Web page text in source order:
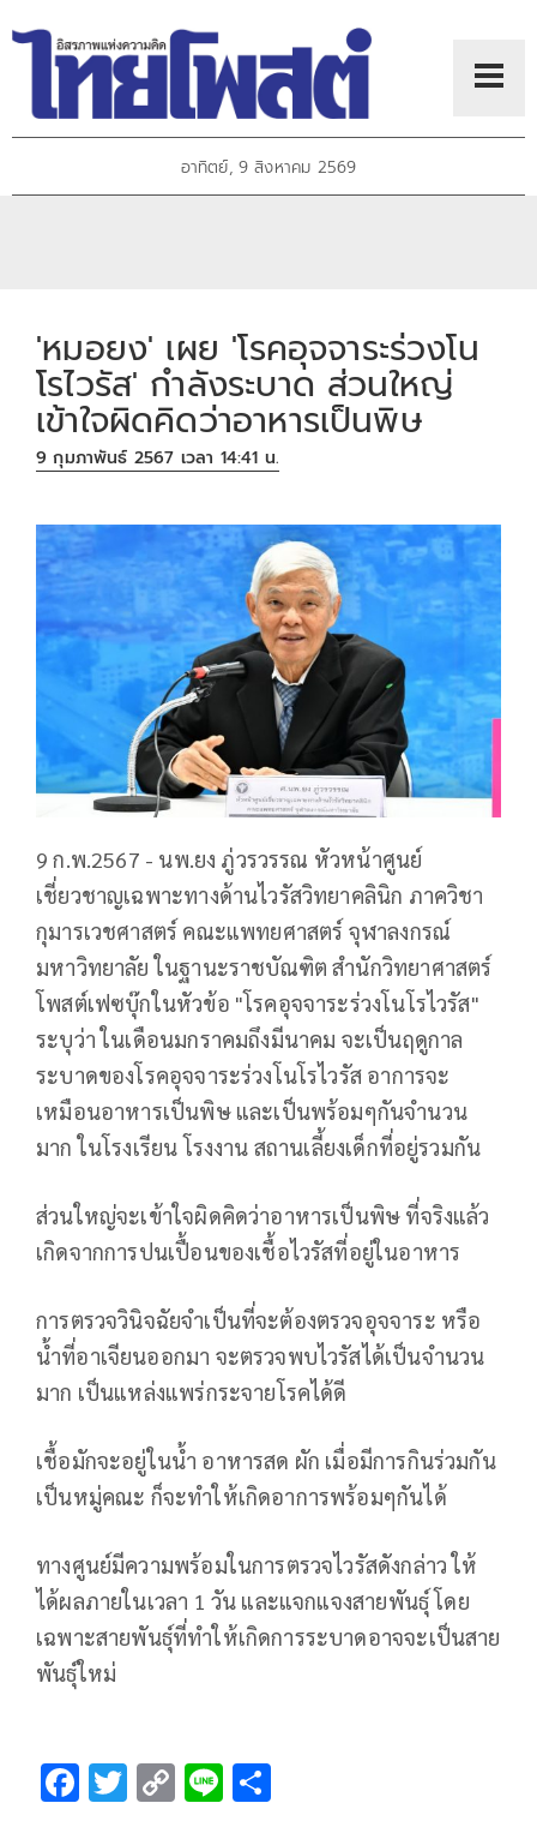
อาทิตย์, 9 สิงหาคม 2569
'หมอยง' เผย 'โรคอุจจาระร่วงโน
โรไวรัส' กำลังระบาด ส่วนใหญ่
เข้าใจผิดคิดว่าอาหารเป็นพิษ
9 กุมภาพันธ์ 2567 เวลา 14:41 น.
9 ก.พ.2567 - นพ.ยง ภู่วรวรรณ หัวหน้าศูนย์
เชี่ยวชาญเฉพาะทางด้านไวรัสวิทยาคลินิก ภาควิชา
กุมารเวชศาสตร์ คณะแพทยศาสตร์ จุฬาลงกรณ์
มหาวิทยาลัย ในฐานะราชบัณฑิต สำนักวิทยาศาสตร์
โพสต์เฟซบุ๊กในหัวข้อ "โรคอุจจาระร่วงโนโรไวรัส"
ระบุว่า ในเดือนมกราคมถึงมีนาคม จะเป็นฤดูกาล
ระบาดของโรคอุจจาระร่วงโนโรไวรัส อาการจะ
เหมือนอาหารเป็นพิษ และเป็นพร้อมๆกันจำนวน
มาก ในโรงเรียน โรงงาน สถานเลี้ยงเด็กที่อยู่รวมกัน
ส่วนใหญ่จะเข้าใจผิดคิดว่าอาหารเป็นพิษ ที่จริงแล้ว
เกิดจากการปนเปื้อนของเชื้อไวรัสที่อยู่ในอาหาร
การตรวจวินิจฉัยจำเป็นที่จะต้องตรวจอุจจาระ หรือ
น้ำที่อาเจียนออกมา จะตรวจพบไวรัสได้เป็นจำนวน
มาก เป็นแหล่งแพร่กระจายโรคได้ดี
เชื้อมักจะอยู่ในน้ำ อาหารสด ผัก เมื่อมีการกินร่วมกัน
เป็นหมู่คณะ ก็จะทำให้เกิดอาการพร้อมๆกันได้
ทางศูนย์มีความพร้อมในการตรวจไวรัสดังกล่าว ให้
ได้ผลภายในเวลา 1 วัน และแจกแจงสายพันธุ์ โดย
เฉพาะสายพันธุ์ที่ทำให้เกิดการระบาดอาจจะเป็นสาย
พันธุ์ใหม่
F T C Li